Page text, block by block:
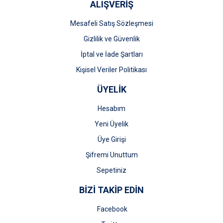
ALIŞVERİŞ
Mesafeli Satış Sözleşmesi
Gizlilik ve Güvenlik
İptal ve İade Şartları
Kişisel Veriler Politikası
ÜYELİK
Hesabım
Yeni Üyelik
Üye Girişi
Şifremi Unuttum
Sepetiniz
BİZİ TAKİP EDİN
Facebook